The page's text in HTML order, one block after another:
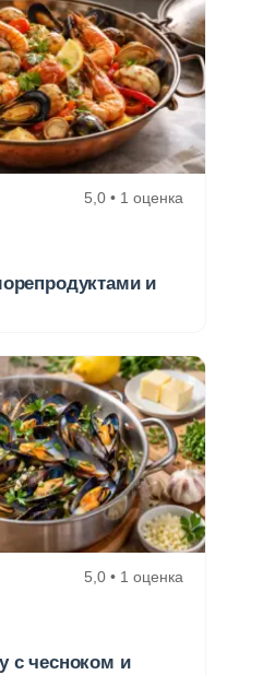
5,0 • 1 оценка
и
5,0 • 1 оценка
с чесноком и